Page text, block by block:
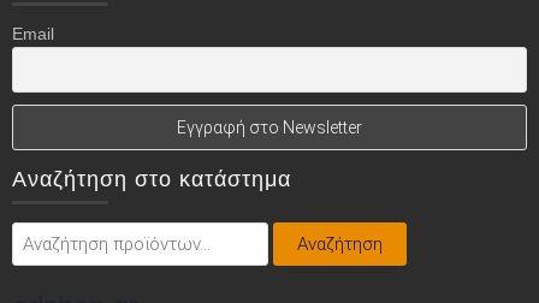
Email
Αναζήτηση στο κατάστημα
Αναζήτηση
για:
Αναζήτηση